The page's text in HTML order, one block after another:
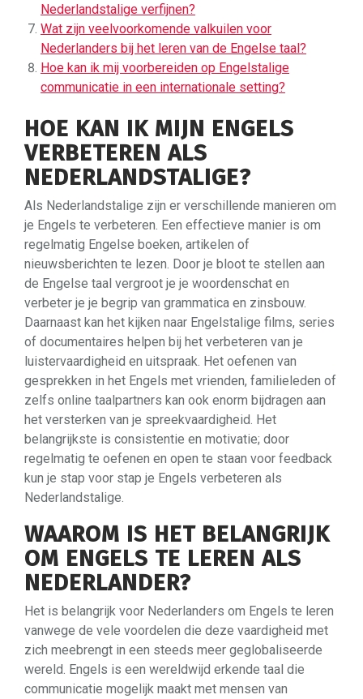
Nederlandstalige verfijnen?
Wat zijn veelvoorkomende valkuilen voor
Nederlanders bij het leren van de Engelse taal?
Hoe kan ik mij voorbereiden op Engelstalige
communicatie in een internationale setting?
HOE KAN IK MIJN ENGELS
VERBETEREN ALS
NEDERLANDSTALIGE?
Als Nederlandstalige zijn er verschillende manieren om
je Engels te verbeteren. Een effectieve manier is om
regelmatig Engelse boeken, artikelen of
nieuwsberichten te lezen. Door je bloot te stellen aan
de Engelse taal vergroot je je woordenschat en
verbeter je je begrip van grammatica en zinsbouw.
Daarnaast kan het kijken naar Engelstalige films, series
of documentaires helpen bij het verbeteren van je
luistervaardigheid en uitspraak. Het oefenen van
gesprekken in het Engels met vrienden, familieleden of
zelfs online taalpartners kan ook enorm bijdragen aan
het versterken van je spreekvaardigheid. Het
belangrijkste is consistentie en motivatie; door
regelmatig te oefenen en open te staan voor feedback
kun je stap voor stap je Engels verbeteren als
Nederlandstalige.
WAAROM IS HET BELANGRIJK
OM ENGELS TE LEREN ALS
NEDERLANDER?
Het is belangrijk voor Nederlanders om Engels te leren
vanwege de vele voordelen die deze vaardigheid met
zich meebrengt in een steeds meer geglobaliseerde
wereld. Engels is een wereldwijd erkende taal die
communicatie mogelijk maakt met mensen van